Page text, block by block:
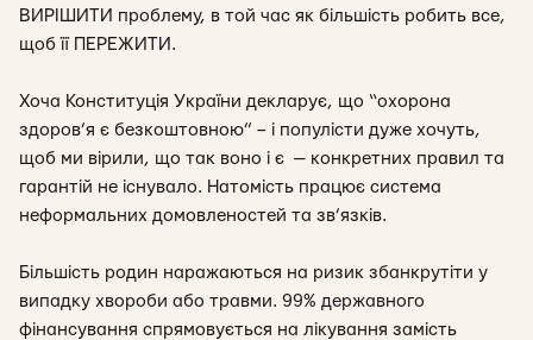
ВИРІШИТИ проблему, в той час як більшість робить все,
щоб її ПЕРЕЖИТИ.
Хоча Конституція України декларує, що “охорона
здоров’я є безкоштовною” – і популісти дуже хочуть,
щоб ми вірили, що так воно і є — конкретних правил та
гарантій не існувало. Натомість працює система
неформальних домовленостей та зв’язків.
Більшість родин наражаються на ризик збанкрутіти у
випадку хвороби або травми. 99% державного
фінансування спрямовується на лікування замість